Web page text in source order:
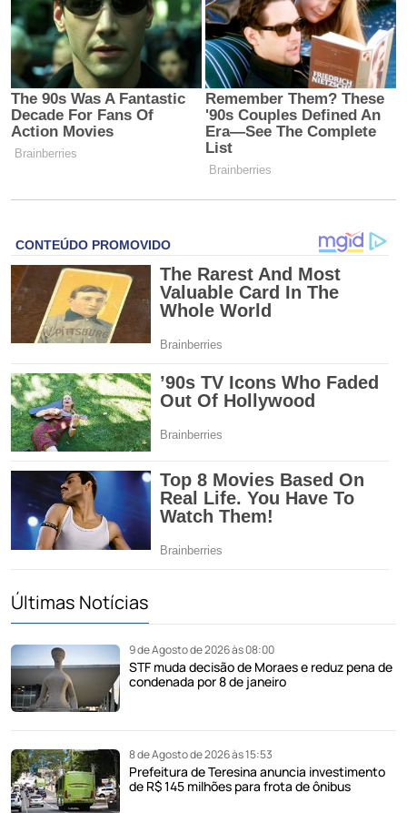
Últimas Notícias
9 de Agosto de 2026 às 08:00
STF muda decisão de Moraes e reduz pena de
condenada por 8 de janeiro
8 de Agosto de 2026 às 15:53
Prefeitura de Teresina anuncia investimento
de R$ 145 milhões para frota de ônibus